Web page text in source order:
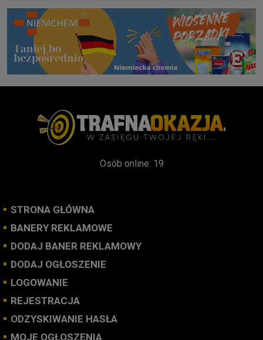
Osób online: 19
STRONA GŁÓWNA
BANERY REKLAMOWE
DODAJ BANER REKLAMOWY
DODAJ OGŁOSZENIE
LOGOWANIE
REJESTRACJA
ODZYSKIWANIE HASŁA
MOJE OGŁOSZENIA